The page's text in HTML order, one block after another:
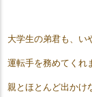
大学生の弟君も、い
運転手を務めてくれ
親とほとんど出かけ